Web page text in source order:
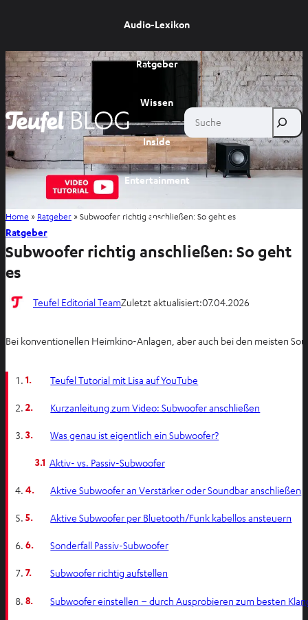
Audio-Lexikon
Ratgeber
Wissen
Inside
Entertainment
Shop
Suche
Home » Ratgeber »Subwoofer richtig anschließen: So geht es
Ratgeber
Subwoofer richtig anschließen: So geht
es
Teufel Editorial TeamZuletzt aktualisiert:07.04.2026
Bei konventionellen Heimkino-Anlagen, aber auch bei den meisten
1. Teufel Tutorial mit Lisa auf YouTube
2. Kurzanleitung zum Video: Subwoofer anschließen
3. Was genau ist eigentlich ein Subwoofer?
3.1 Aktiv- vs. Passiv-Subwoofer
4. Aktive Subwoofer an Verstärker oder Soundbar anschließen
5. Aktive Subwoofer per Bluetooth/Funk kabellos ansteuern
6. Sonderfall Passiv-Subwoofer
7. Subwoofer richtig aufstellen
8. Subwoofer einstellen – durch Ausprobieren zum besten